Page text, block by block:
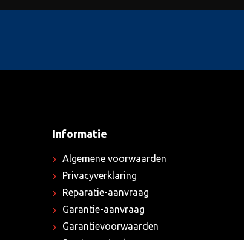
Informatie
Algemene voorwaarden
Privacyverklaring
Reparatie-aanvraag
Garantie-aanvraag
Garantievoorwaarden